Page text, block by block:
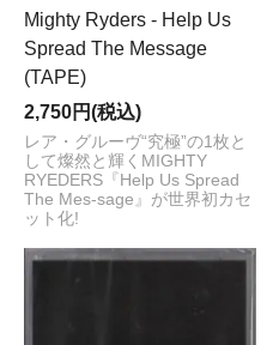
Mighty Ryders - Help Us
Spread The Message
(TAPE)
2,750円(税込)
レア・グルーヴ“究極”の1枚と
して燦然と輝くMIGHTY
RYEDERS『Help Us Spread
The Mes-sage』が世界初カセ
ット化!